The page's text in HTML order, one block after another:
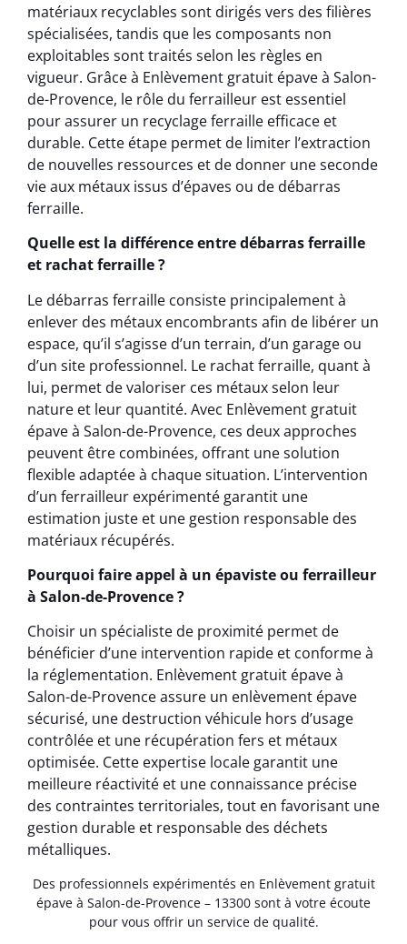
matériaux recyclables sont dirigés vers des filières
spécialisées, tandis que les composants non
exploitables sont traités selon les règles en
vigueur. Grâce à Enlèvement gratuit épave à Salon-
de-Provence, le rôle du ferrailleur est essentiel
pour assurer un recyclage ferraille efficace et
durable. Cette étape permet de limiter l’extraction
de nouvelles ressources et de donner une seconde
vie aux métaux issus d’épaves ou de débarras
ferraille.
Quelle est la différence entre débarras ferraille
et rachat ferraille ?
Le débarras ferraille consiste principalement à
enlever des métaux encombrants afin de libérer un
espace, qu’il s’agisse d’un terrain, d’un garage ou
d’un site professionnel. Le rachat ferraille, quant à
lui, permet de valoriser ces métaux selon leur
nature et leur quantité. Avec Enlèvement gratuit
épave à Salon-de-Provence, ces deux approches
peuvent être combinées, offrant une solution
flexible adaptée à chaque situation. L’intervention
d’un ferrailleur expérimenté garantit une
estimation juste et une gestion responsable des
matériaux récupérés.
Pourquoi faire appel à un épaviste ou ferrailleur
à Salon-de-Provence ?
Choisir un spécialiste de proximité permet de
bénéficier d’une intervention rapide et conforme à
la réglementation. Enlèvement gratuit épave à
Salon-de-Provence assure un enlèvement épave
sécurisé, une destruction véhicule hors d’usage
contrôlée et une récupération fers et métaux
optimisée. Cette expertise locale garantit une
meilleure réactivité et une connaissance précise
des contraintes territoriales, tout en favorisant une
gestion durable et responsable des déchets
métalliques.
Des professionnels expérimentés en Enlèvement gratuit
épave à Salon-de-Provence – 13300 sont à votre écoute
pour vous offrir un service de qualité.